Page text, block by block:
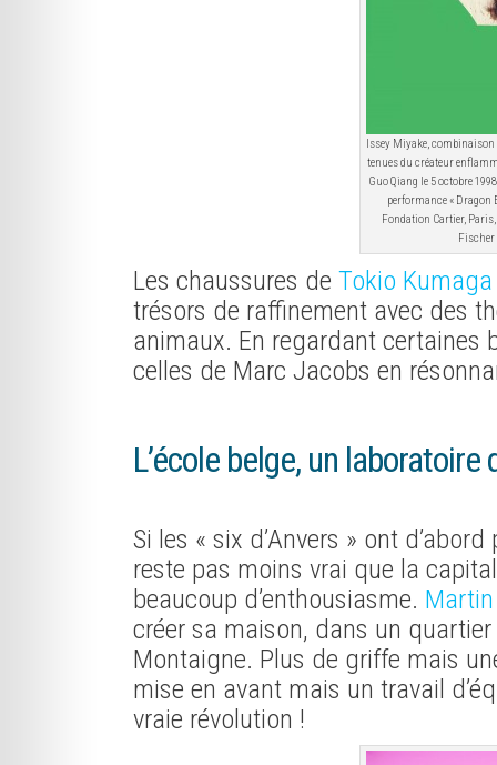
Issey Miyake, combinaison
tenues du créateur
Guo Qiang le 5 octobre
performance « Dragon
Fondation Cartier,
Fischer
Les chaussures de Tokio Kumaga
trésors de raffinement avec des
animaux. En regardant certaines
celles de Marc Jacobs en
L’école belge, un laboratoire
Si les « six d’Anvers » ont
reste pas moins vrai que la
beaucoup d’enthousiasme.
créer sa maison, dans un quartier
Montaigne. Plus de griffe mais
mise en avant mais un travail
vraie révolution !